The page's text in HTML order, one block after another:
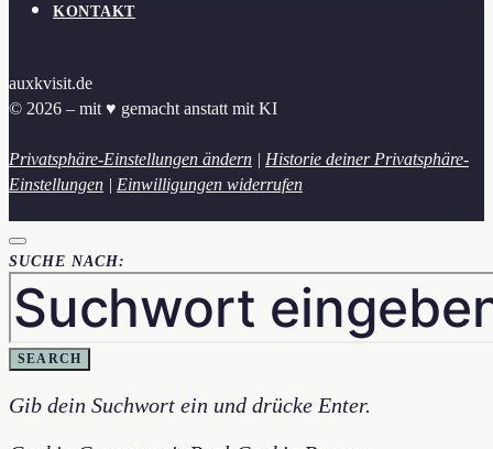
KONTAKT
auxkvisit.de
© 2026 – mit ♥︎ gemacht anstatt mit KI
Privatsphäre-Einstellungen ändern | Historie deiner Privatsphäre-
Einstellungen | Einwilligungen widerrufen
SUCHE NACH:
SEARCH
Gib dein Suchwort ein und drücke Enter.